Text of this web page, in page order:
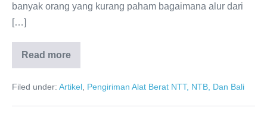
banyak orang yang kurang paham bagaimana alur dari
[…]
Read morePengiriman
alat
NTB
Filed under: Artikel Pengiriman Alat Berat NTT, NTB, Dan Bali